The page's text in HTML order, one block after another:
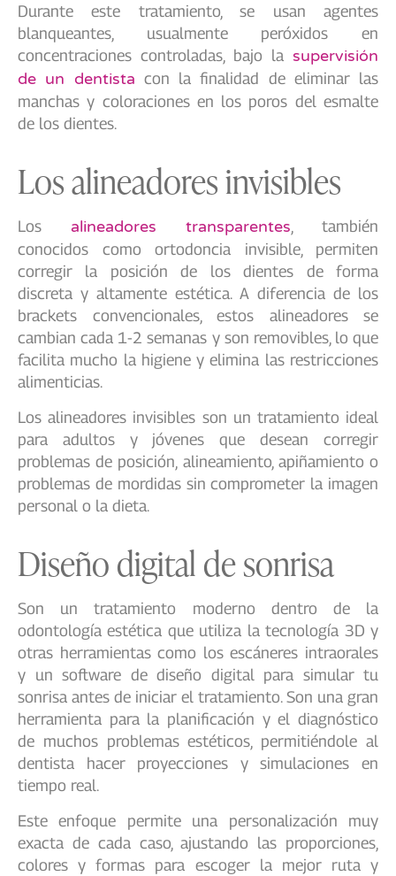
Durante este tratamiento, se usan agentes
blanqueantes, usualmente peróxidos en
concentraciones controladas, bajo la supervisión
de un dentista con la finalidad de eliminar las
manchas y coloraciones en los poros del esmalte
de los dientes.
Los alineadores invisibles
Los alineadores transparentes, también
conocidos como ortodoncia invisible, permiten
corregir la posición de los dientes de forma
discreta y altamente estética. A diferencia de los
brackets convencionales, estos alineadores se
cambian cada 1-2 semanas y son removibles, lo que
facilita mucho la higiene y elimina las restricciones
alimenticias.
Los alineadores invisibles son un tratamiento ideal
para adultos y jóvenes que desean corregir
problemas de posición, alineamiento, apiñamiento o
problemas de mordidas sin comprometer la imagen
personal o la dieta.
Diseño digital de sonrisa
Son un tratamiento moderno dentro de la
odontología estética que utiliza la tecnología 3D y
otras herramientas como los escáneres intraorales
y un software de diseño digital para simular tu
sonrisa antes de iniciar el tratamiento. Son una gran
herramienta para la planificación y el diagnóstico
de muchos problemas estéticos, permitiéndole al
dentista hacer proyecciones y simulaciones en
tiempo real.
Este enfoque permite una personalización muy
exacta de cada caso, ajustando las proporciones,
colores y formas para escoger la mejor ruta y